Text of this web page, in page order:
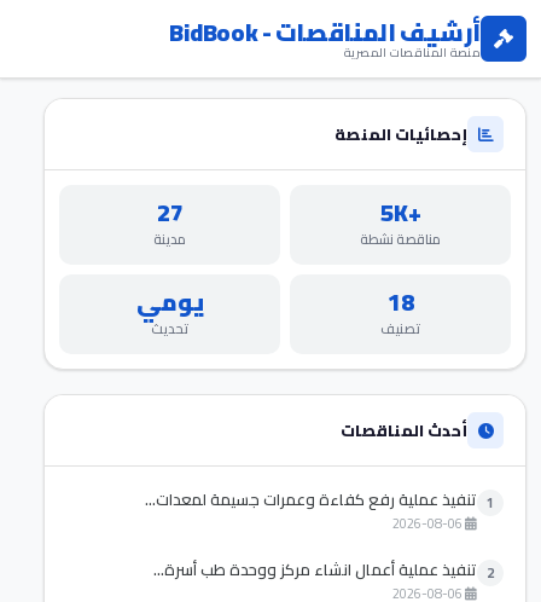
أرشيف المناقصات - BidBook
منصة المناقصات المصرية
إحصائيات المنصة
+5K
مناقصة نشطة
27
مدينة
18
تصنيف
يومي
تحديث
أحدث المناقصات
1 تنفيذ عملية رفع كفاءة وعمرات جسيمة لمعدات...
2 تنفيذ عملية أعمال انشاء مركز ووحدة طب أسرة...